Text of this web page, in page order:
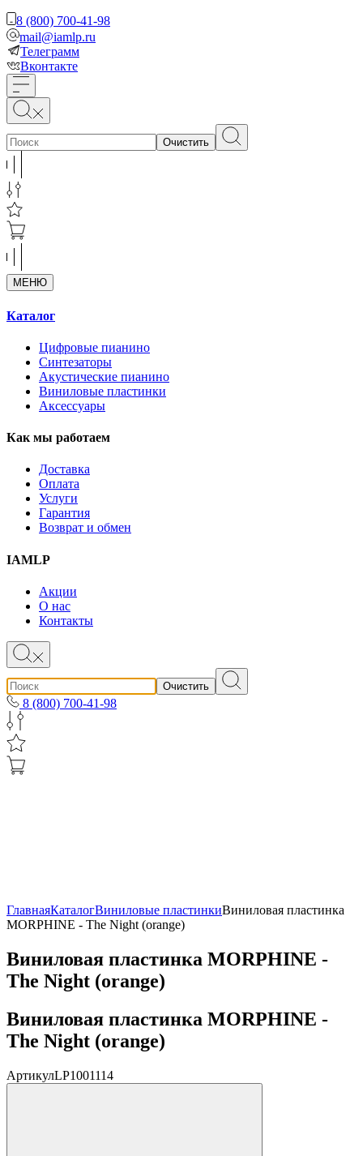
8 (800) 700-41-98
mail@iamlp.ru
Телеграмм
Вконтакте
Очистить
МЕНЮ
Каталог
Цифровые пианино
Синтезаторы
Акустические пианино
Виниловые пластинки
Аксессуары
Как мы работаем
Доставка
Оплата
Услуги
Гарантия
Возврат и обмен
IAMLP
Акции
О нас
Контакты
Очистить
8 (800) 700-41-98
ГлавнаяКаталогВиниловые пластинкиВиниловая пластинка
MORPHINE - The Night (orange)
Виниловая пластинка MORPHINE -
The Night (orange)
Виниловая пластинка MORPHINE -
The Night (orange)
АртикулLP1001114